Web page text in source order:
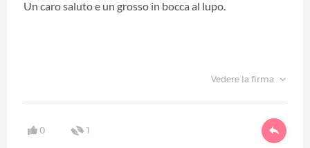
Un caro saluto e un grosso in bocca al lupo.
Vedere la firma
0 1